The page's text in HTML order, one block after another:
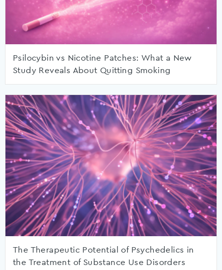
Psilocybin vs Nicotine Patches: What a New
Study Reveals About Quitting Smoking
The Therapeutic Potential of Psychedelics in
the Treatment of Substance Use Disorders